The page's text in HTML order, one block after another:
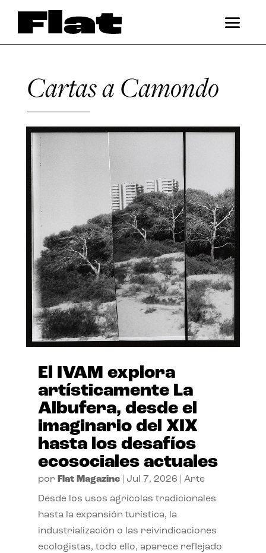
Cartas a Camondo
El IVAM explora
artísticamente La
Albufera, desde el
imaginario del XIX
hasta los desafíos
ecosociales actuales
por Flat Magazine| Jul 7, 2026 Arte
Desde los usos agrícolas tradicionales
hasta la expansión turística, la
industrialización o las reivindicaciones
ecologistas, todo ello, aparece reflejado